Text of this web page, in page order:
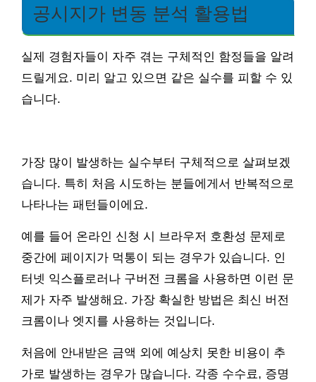
공시지가 변동 분석 활용법
실제 경험자들이 자주 겪는 구체적인 함정들을 알려
드릴게요. 미리 알고 있으면 같은 실수를 피할 수 있
습니다.
가장 많이 발생하는 실수부터 구체적으로 살펴보겠
습니다. 특히 처음 시도하는 분들에게서 반복적으로
나타나는 패턴들이에요.
예를 들어 온라인 신청 시 브라우저 호환성 문제로
중간에 페이지가 먹통이 되는 경우가 있습니다. 인
터넷 익스플로러나 구버전 크롬을 사용하면 이런 문
제가 자주 발생해요. 가장 확실한 방법은 최신 버전
크롬이나 엣지를 사용하는 것입니다.
처음에 안내받은 금액 외에 예상치 못한 비용이 추
가로 발생하는 경우가 많습니다. 각종 수수료, 증명